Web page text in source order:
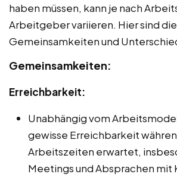
haben müssen, kann je nach
Arbeitgeber variieren. Hier sind die
Gemeinsamkeiten und
Gemeinsamkeiten:
Erreichbarkeit:
Unabhängig vom
gewisse Erreichbarkeit
Arbeitszeiten erwartet,
Meetings und Absprachen mit